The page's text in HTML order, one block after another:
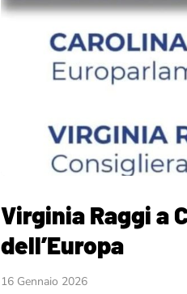
Virginia Raggi a
dell’Europa
16 Gennaio 2026